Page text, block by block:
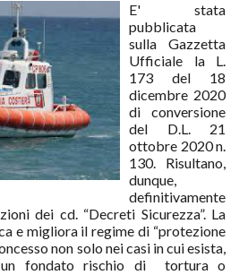
E' stata
pubblicata
sulla Gazzetta
Ufficiale la L.
173 del 18
dicembre 2020
di conversione
del D.L. 21
ottobre 2020 n.
130. Risultano,
dunque,
definitivamente
dei cd. “Decreti Sicurezza”. La
e migliora il regime di “protezione
non solo nei casi in cui esista,
fondato rischio di
tortura o